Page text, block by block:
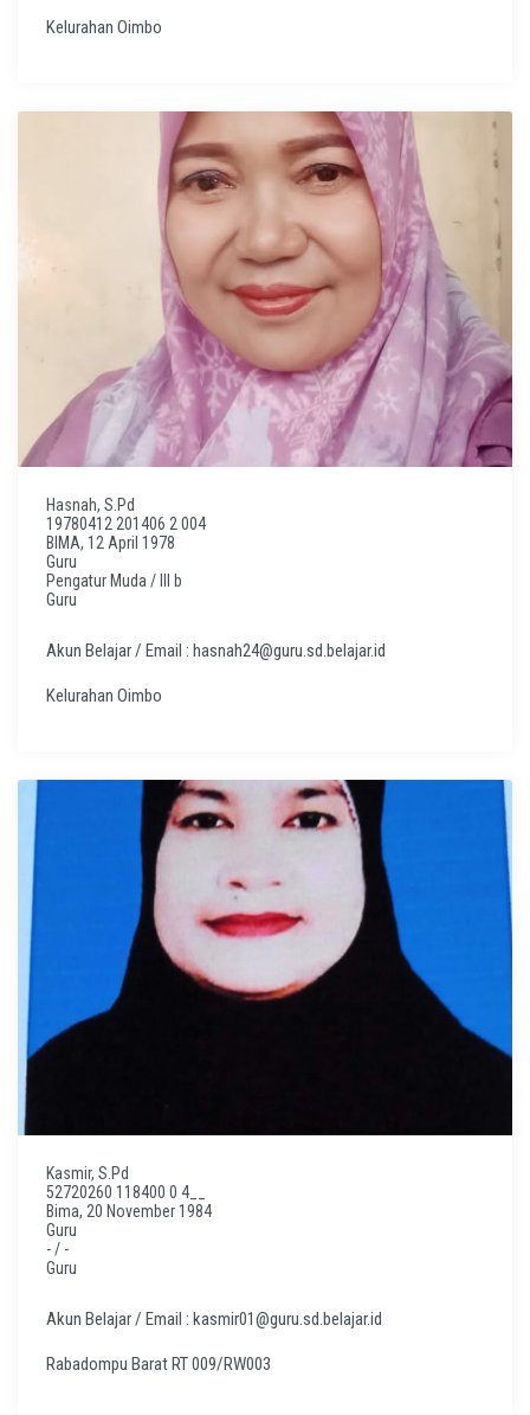
Kelurahan Oimbo
Hasnah, S.Pd
19780412 201406 2 004
BIMA, 12 April 1978
Guru
Pengatur Muda / III b
Guru
Akun Belajar / Email : hasnah24@guru.sd.belajar.id
Kelurahan Oimbo
Kasmir, S.Pd
52720260 118400 0 4__
Bima, 20 November 1984
Guru
- / -
Guru
Akun Belajar / Email : kasmir01@guru.sd.belajar.id
Rabadompu Barat RT 009/RW003